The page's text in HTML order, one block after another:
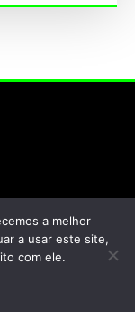
a melhor
a usar este site,
com ele.